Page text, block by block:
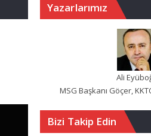
Yazarlarımız
Ali
MSG Başkanı Göçer,
Bizi Takip Edin